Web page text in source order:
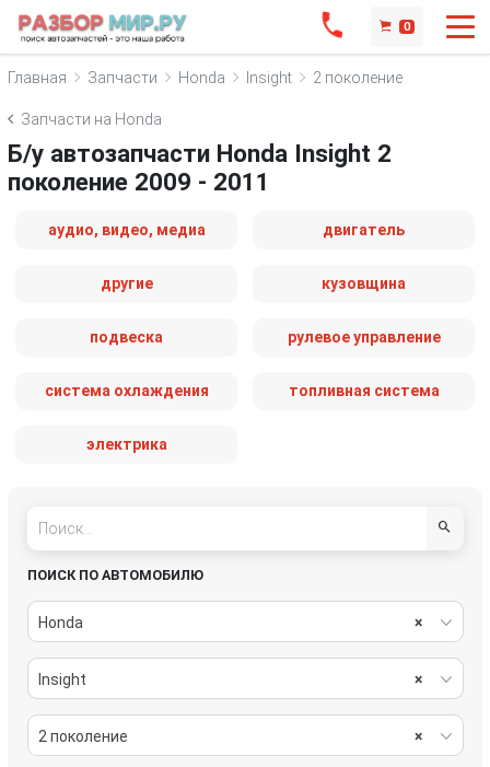
0
Главная Запчасти Honda Insight 2 поколение
Запчасти на Honda
Б/у автозапчасти Honda Insight 2
поколение 2009 - 2011
аудио, видео, медиа двигатель
другие кузовщина
подвеска рулевое управление
система охлаждения топливная система
электрика
ПОИСК ПО АВТОМОБИЛЮ
×
Honda
×
Insight
×
2 поколение